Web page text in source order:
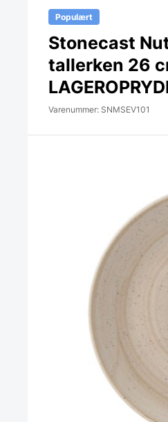
Populært
Stonecast
tallerken 26
Varenummer: SNMSEV101